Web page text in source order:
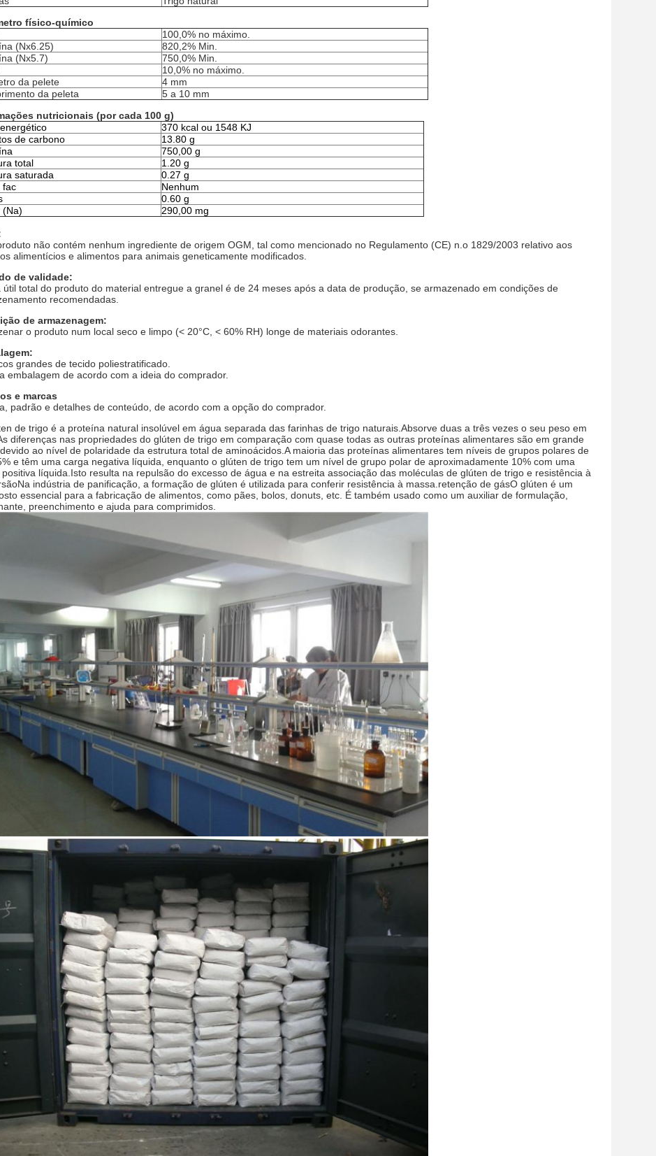
físico-químico
100,0% no máximo.
(Nx6.25)
820,2% Min.
(Nx5.7)
750,0% Min.
10,0% no máximo.
da pelete
4 mm
da peleta
5 a 10 mm
nutricionais (por cada 100 g)
370 kcal ou 1548 KJ
de carbono
13.80 g
750,00 g
total
1.20 g
saturada
0.27 g
fac
Nenhum
0.60 g
(Na)
290,00 mg
não contém nenhum ingrediente de origem OGM, tal como mencionado no Regulamento (CE) n.o 1829/2003 relativo aos
alimentícios e alimentos para animais geneticamente modificados.
de validade:
útil total do produto do material entregue a granel é de 24 meses após a data de produção, se armazenado em condições de
recomendadas.
de armazenagem:
o produto num local seco e limpo (< 20°C, < 60% RH) longe de materiais odorantes.
grandes de tecido poliestratificado.
embalagem de acordo com a ideia do comprador.
e marcas
padrão e detalhes de conteúdo, de acordo com a opção do comprador.
de trigo é a proteína natural insolúvel em água separada das farinhas de trigo naturais.Absorve duas a três vezes o seu peso em
diferenças nas propriedades do glúten de trigo em comparação com quase todas as outras proteínas alimentares são em grande
ao nível de polaridade da estrutura total de aminoácidos.A maioria das proteínas alimentares tem níveis de grupos polares de
e têm uma carga negativa líquida, enquanto o glúten de trigo tem um nível de grupo polar de aproximadamente 10% com uma
líquida.Isto resulta na repulsão do excesso de água e na estreita associação das moléculas de glúten de trigo e resistência à
indústria de panificação, a formação de glúten é utilizada para conferir resistência à massa.retenção de gásO glúten é um
essencial para a fabricação de alimentos, como pães, bolos, donuts, etc. É também usado como um auxiliar de formulação,
preenchimento e ajuda para comprimidos.